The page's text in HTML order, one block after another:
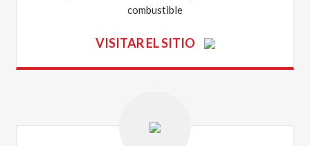
combustible
VISITAR EL SITIO